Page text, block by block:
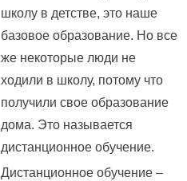
школу в детстве, это наше
базовое образование. Но все
же некоторые люди не
ходили в школу, потому что
получили свое образование
дома. Это называется
дистанционное обучение.
Дистанционное обучение –